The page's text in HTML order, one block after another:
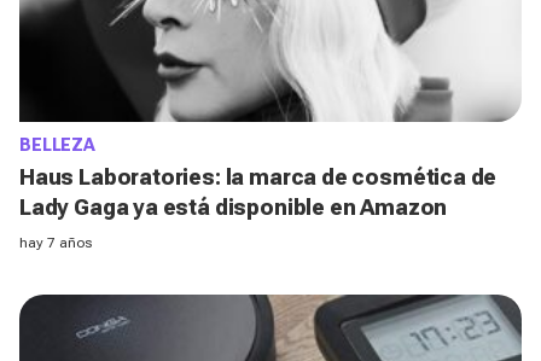
BELLEZA
Haus Laboratories: la marca de cosmética de
Lady Gaga ya está disponible en Amazon
hay 7 años